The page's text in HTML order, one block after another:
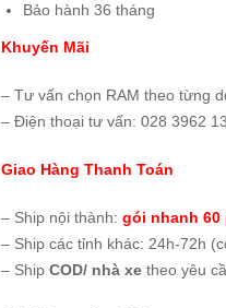
Bảo hành 36 tháng
Khuyến Mãi
– Tư vấn chọn RAM theo từng
– Điện thoại tư vấn: 028 3962
Giao Hàng Thanh Toán
– Ship nội thành: gói nhanh
– Ship các tỉnh khác: 24h-72h
– Ship COD/ nhà xe theo yêu